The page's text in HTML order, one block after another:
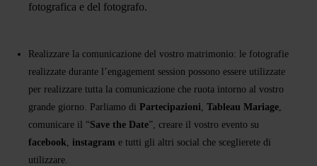
fotografica e del fotografo.
Realizzare la comunicazione del vostro matrimonio: le fotografie
realizzate durante l’engagement session possono essere utilizzate
per realizzare tutta la comunicazione che ruota intorno al vostro
grande giorno. Parliamo di Partecipazioni, Tableau Mariage,
comunicare il “Save the Date”, creare il vostro evento su
facebook, instagram e tutti gli altri social che sceglierete di
utilizzare.